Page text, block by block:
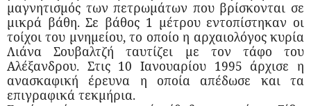
μαγνητισμός των πετρωμάτων που βρίσκονται σε
μικρά βάθη. Σε βάθος 1 μέτρου εντοπίστηκαν οι
τοίχοι του μνημείου, το οποίο η αρχαιολόγος κυρία
Λιάνα Σουβαλτζή ταυτίζει με τον τάφο του
Αλέξανδρου. Στις 10 Ιανουαρίου 1995 άρχισε η
ανασκαφική έρευνα η οποία απέδωσε και τα
επιγραφικά τεκμήρια.